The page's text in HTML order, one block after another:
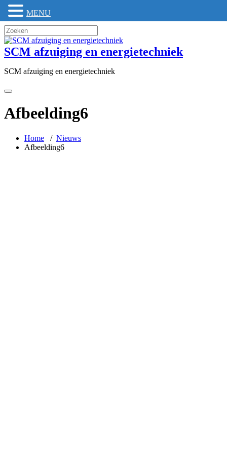
Skip
to
content
SCM afzuiging en energietechniek
SCM afzuiging en energietechniek
Afbeelding6
Home / Nieuws
Afbeelding6
MENU